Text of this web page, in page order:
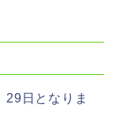
日となりま